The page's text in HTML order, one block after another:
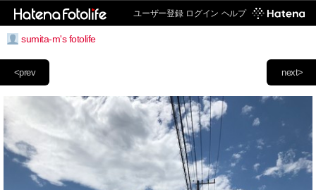
ユーザー登録 ログイン ヘルプ
sumita-m's fotolife
next>
<prev